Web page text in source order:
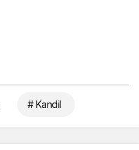
# Kandil